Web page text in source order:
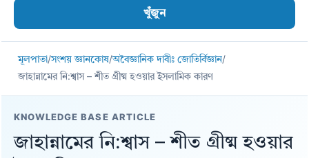
খুঁজুন
মূলপাতা/সংশয় জ্ঞানকোষ/অবৈজ্ঞানিক দাবীঃ জোতির্বিজ্ঞান/
জাহান্নামের নি:শ্বাস – শীত গ্রীষ্ম হওয়ার ইসলামিক কারণ
KNOWLEDGE BASE ARTICLE
জাহান্নামের নি:শ্বাস – শীত গ্রীষ্ম হওয়ার